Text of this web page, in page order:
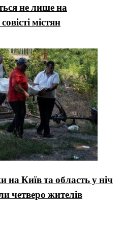
не лише на
містян
на Київ та область у ніч
четверо жителів